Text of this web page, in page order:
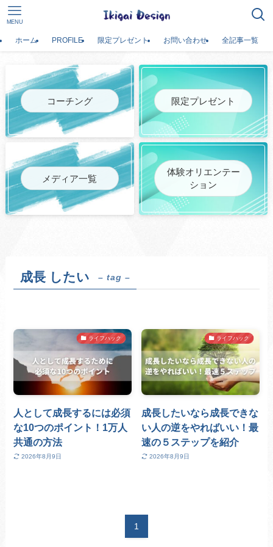
MENU
ホーム PROFILE 限定プレゼント お問い合わせ 全記事一覧
コーチング 限定プレゼント
メディア一覧
体験オリエンテー
ション
成長 したい – tag –
ライフハック
人として成長するには必須
な10つのポイント！1万人
共通の方法
2026年8月9日
ライフハック
成長したいなら成長できな
い人の逆をやればいい！最
速の５ステップを紹介
2026年8月9日
1